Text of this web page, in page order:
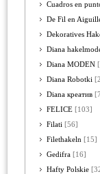
Cuadros en
De Fil en
Dekoratives
Diana
Diana MODEN
Diana Robotki
Diana креатив
FELICE [103]
Filati [56]
Filethakeln [15]
Gedifra [16]
Hafty Polskie